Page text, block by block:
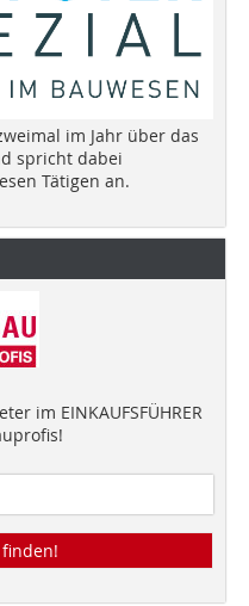
im Jahr über das
spricht dabei
Tätigen an.
im EINKAUFSFÜHRER